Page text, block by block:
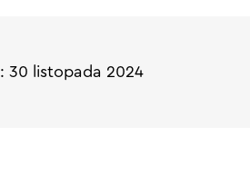
30 listopada 2024